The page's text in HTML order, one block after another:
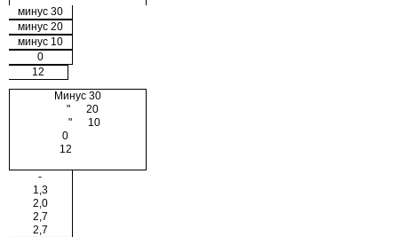
минус 30
минус 20
минус 10
0
12
Минус 30
" 20
" 10
0
12
-
1,3
2,0
2,7
2,7